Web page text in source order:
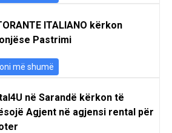
ITALIANO kërkon
Pastrimi
më shumë
në Sarandë kërkon të
Agjent në agjensi rental për